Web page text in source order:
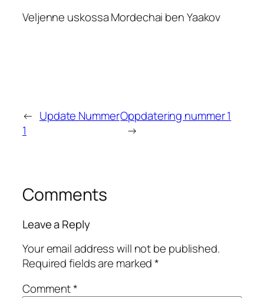
Veljenne uskossa Mordechai ben Yaakov
← Update Nummer
1
Oppdatering nummer 1
→
Comments
Leave a Reply
Your email address will not be published.
Required fields are marked*
Comment*